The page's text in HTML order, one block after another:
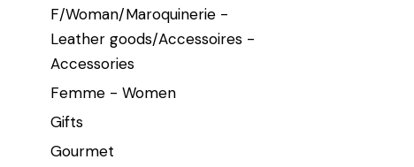
F/Woman/Maroquinerie -
Leather goods/Accessoires -
Accessories
Femme - Women
Gifts
Gourmet